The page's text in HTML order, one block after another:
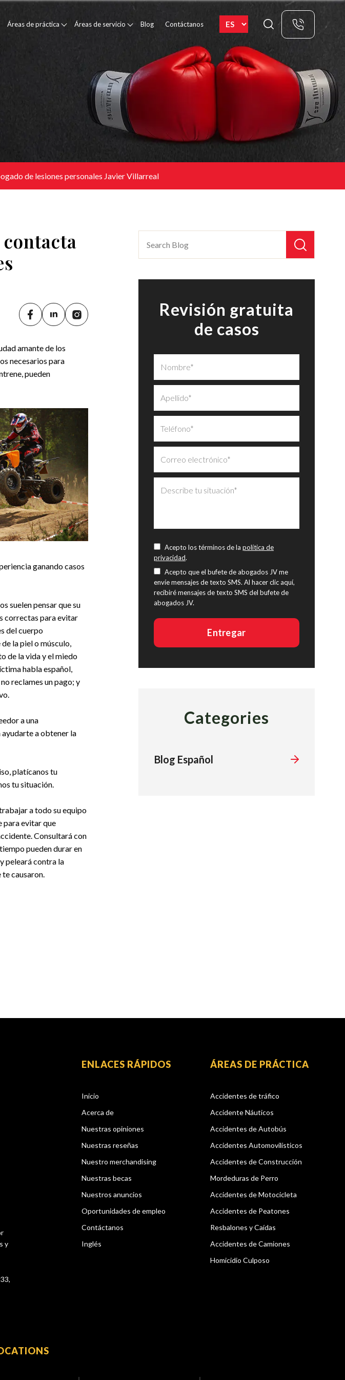
Áreas de práctica Áreas de servicio Blog Contáctanos
de lesiones personales Javier Villarreal
amante de los
necesarios para
pueden
ganando casos
suelen pensar que su
correctas para evitar
del cuerpo
la piel o músculo,
de la vida y el miedo
habla español,
reclames un pago; y
a una
ayudarte a obtener la
platícanos tu
tu situación.
a todo su equipo
para evitar que
Consultará con
pueden durar en
peleará contra la
causaron.
Revisión gratuita
de casos
Acepto los términos de la política de
privacidad.
Acepto que el bufete de abogados JV me
envíe mensajes de texto SMS. Al hacer clic aquí,
recibiré mensajes de texto SMS del bufete de
abogados JV.
Categories
Blog Español
y
ENLACES RÁPIDOS
Inicio
Acerca de
Nuestras opiniones
Nuestras reseñas
Nuestro merchandising
Nuestras becas
Nuestros anuncios
Oportunidades de empleo
Contáctanos
Inglés
ÁREAS DE PRÁCTICA
Accidentes de tráfico
Accidente Náuticos
Accidentes de Autobús
Accidentes Automovilísticos
Accidentes de Construcción
Mordeduras de Perro
Accidentes de Motocicleta
Accidentes de Peatones
Resbalones y Caídas
Accidentes de Camiones
Homicidio Culposo